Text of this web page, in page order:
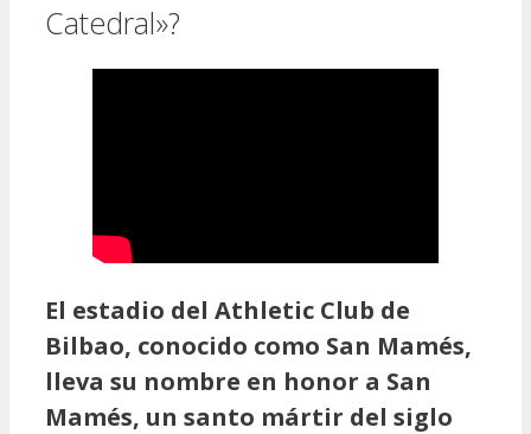
Catedral»?
El estadio del Athletic Club de
Bilbao, conocido como San Mamés,
lleva su nombre en honor a San
Mamés, un santo mártir del siglo